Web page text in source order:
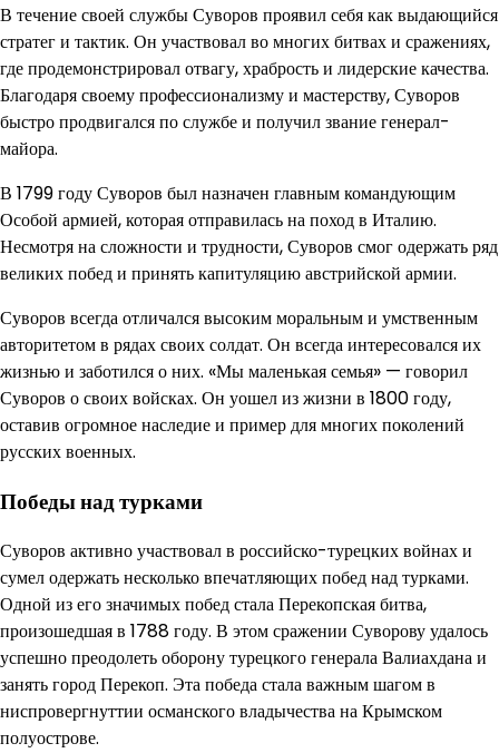
В течение своей службы Суворов проявил себя как выдающийся
стратег и тактик. Он участвовал во многих битвах и сражениях,
где продемонстрировал отвагу, храбрость и лидерские качества.
Благодаря своему профессионализму и мастерству, Суворов
быстро продвигался по службе и получил звание генерал-
майора.
В 1799 году Суворов был назначен главным командующим
Особой армией, которая отправилась на поход в Италию.
Несмотря на сложности и трудности, Суворов смог одержать ряд
великих побед и принять капитуляцию австрийской армии.
Суворов всегда отличался высоким моральным и умственным
авторитетом в рядах своих солдат. Он всегда интересовался их
жизнью и заботился о них. «Мы маленькая семья» — говорил
Суворов о своих войсках. Он уошел из жизни в 1800 году,
оставив огромное наследие и пример для многих поколений
русских военных.
Победы над турками
Суворов активно участвовал в российско-турецких войнах и
сумел одержать несколько впечатляющих побед над турками.
Одной из его значимых побед стала Перекопская битва,
произошедшая в 1788 году. В этом сражении Суворову удалось
успешно преодолеть оборону турецкого генерала Валиахдана и
занять город Перекоп. Эта победа стала важным шагом в
ниспровергнуттии османского владычества на Крымском
полуострове.